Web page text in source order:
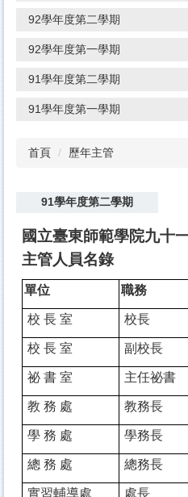
92學年度第二學期
92學年度第一學期
91學年度第二學期
91學年度第一學期
首頁 歷年主管
91學年度第二學期
國立臺東師範學院九十
主管人員名錄
單位 職務
校 長 室
校長
校 長 室
副校長
祕 書 室
主任祕書
教 務 處
教務長
學 務 處
學務長
總 務 處
總務長
實習輔導處
處長